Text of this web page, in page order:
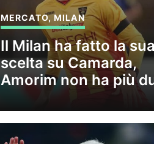
MERCATO,MILAN
Il Milan ha fatto la sua
scelta su Camarda,
Amorim non ha più